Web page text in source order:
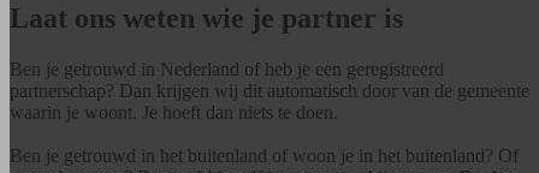
Laat ons weten wie je partner is
Ben je getrouwd in Nederland of heb je een geregistreerd
partnerschap? Dan krijgen wij dit automatisch door van de gemeente
waarin je woont. Je hoeft dan niets te doen.
Ben je getrouwd in het buitenland of woon je in het buitenland? Of